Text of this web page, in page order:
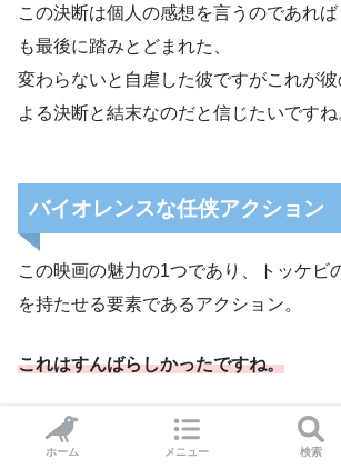
この決断は個人の感想を言うのであれ
も最後に踏みとどまれた、
変わらないと自虐した彼ですがこれが
よる決断と結末なのだと信じたいですね
バイオレンスな任侠アクション
この映画の魅力の1つであり、トッケビ
を持たせる要素であるアクション。
これはすんばらしかったですね。
殴る、蹴る、斬る、刺すって感じでとも
け容赦ない任侠アクション。
ホーム メニュー 検索